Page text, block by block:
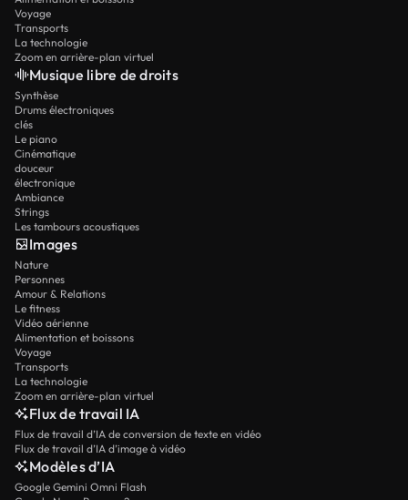
Voyage
Transports
La technologie
Zoom en arrière-plan virtuel
Musique libre de droits
Synthèse
Drums électroniques
clés
Le piano
Cinématique
douceur
électronique
Ambiance
Strings
Les tambours acoustiques
Images
Nature
Personnes
Amour & Relations
Le fitness
Vidéo aérienne
Alimentation et boissons
Voyage
Transports
La technologie
Zoom en arrière-plan virtuel
Flux de travail IA
Flux de travail d’IA de conversion de texte en vidéo
Flux de travail d’IA d’image à vidéo
Modèles d’IA
Google Gemini Omni Flash